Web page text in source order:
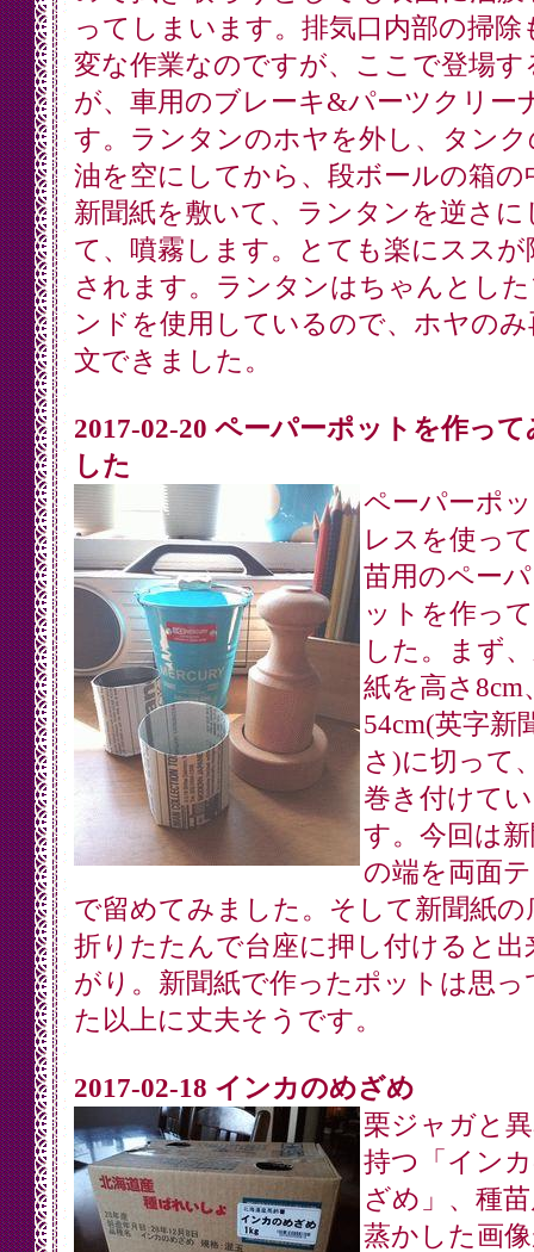
ってしまいます。排気口内部の掃除
変な作業なのですが、ここで登場す
が、車用のブレーキ&パーツクリー
す。ランタンのホヤを外し、タンク
油を空にしてから、段ボールの箱の
新聞紙を敷いて、ランタンを逆さに
て、噴霧します。とても楽にススが
されます。ランタンはちゃんとし
ンドを使用しているので、ホヤのみ
文できました。
2017-02-20 ペーパーポットを作って
した
ペーパーポ
レスを使っ
苗用のペー
ットを作っ
した。まず
紙を高さ8cm
54cm(英字新
さ)に切って
巻き付けて
す。今回は
の端を両面
で留めてみました。そして新聞紙の
折りたたんで台座に押し付けると出
がり。新聞紙で作ったポットは思っ
た以上に丈夫そうです。
2017-02-18 インカのめざめ
栗ジャガと
持つ「イン
ざめ」、種
蒸かした画